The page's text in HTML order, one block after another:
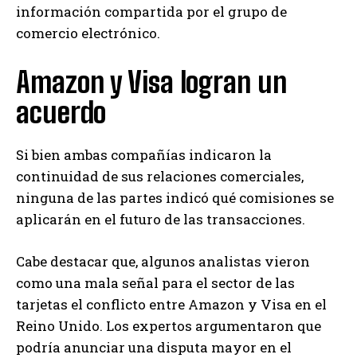
información compartida por el grupo de
comercio electrónico.
Amazon y Visa logran un
acuerdo
Si bien ambas compañías indicaron la
continuidad de sus relaciones comerciales,
ninguna de las partes indicó qué comisiones se
aplicarán en el futuro de las transacciones.
Cabe destacar que, algunos analistas vieron
como una mala señal para el sector de las
tarjetas el conflicto entre Amazon y Visa en el
Reino Unido. Los expertos argumentaron que
podría anunciar una disputa mayor en el